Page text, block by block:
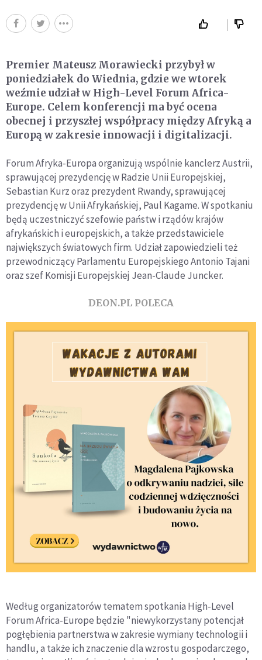
Premier Mateusz Morawiecki przybył w
poniedziałek do Wiednia, gdzie we wtorek
weźmie udział w High-Level Forum Africa-
Europe. Celem konferencji ma być ocena
obecnej i przyszłej współpracy między Afryką a
Europą w zakresie innowacji i digitalizacji.
Forum Afryka-Europa organizują wspólnie kanclerz Austrii,
sprawującej prezydencję w Radzie Unii Europejskiej,
Sebastian Kurz oraz prezydent Rwandy, sprawującej
prezydencję w Unii Afrykańskiej, Paul Kagame. W spotkaniu
będą uczestniczyć szefowie państw i rządów krajów
afrykańskich i europejskich, a także przedstawiciele
największych światowych firm. Udział zapowiedzieli też
przewodniczący Parlamentu Europejskiego Antonio Tajani
oraz szef Komisji Europejskiej Jean-Claude Juncker.
DEON.PL POLECA
Według organizatorów tematem spotkania High-Level
Forum Africa-Europe będzie "niewykorzystany potencjał
pogłębienia partnerstwa w zakresie wymiany technologii i
handlu, a także ich znaczenie dla wzrostu gospodarczego,